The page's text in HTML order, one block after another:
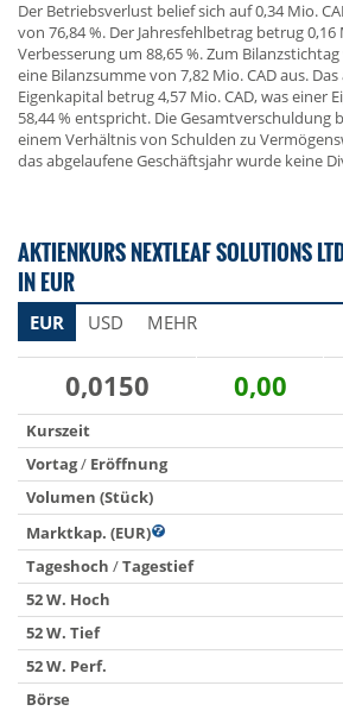
Der Betriebsverlust belief sich auf 0,34 Mio.
von 76,84 %. Der Jahresfehlbetrag betrug 0,16
Verbesserung um 88,65 %. Zum
eine Bilanzsumme von 7,82 Mio. CAD aus.
Eigenkapital betrug 4,57 Mio. CAD, was einer
58,44 % entspricht. Die Gesamtverschuldung
einem Verhältnis von Schulden zu
das abgelaufene Geschäftsjahr wurde keine
AKTIENKURS NEXTLEAF SOLUTIONS
IN EUR
EUR USD MEHR
0,0150 0,00
Kurszeit
Vortag/ Eröffnung
Volumen (Stück)
Marktkap. (EUR)
Tageshoch /Tagestief
52 W. Hoch
52 W. Tief
52 W. Perf.
Börse